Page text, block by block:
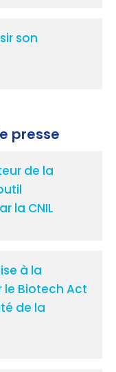
son
presse
de la
la CNIL
à la
Biotech Act
de la